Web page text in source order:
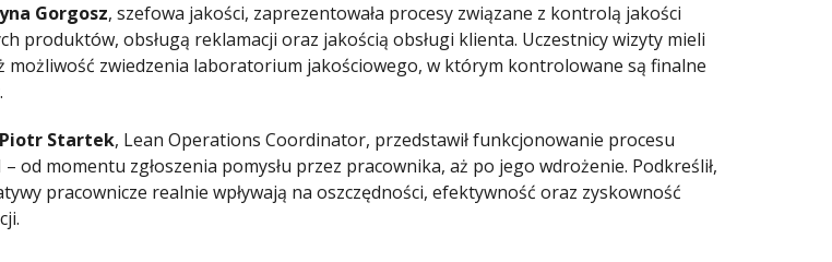
Gorgosz, szefowa jakości, zaprezentowała procesy związane z kontrolą jakości
produktów, obsługą reklamacji oraz jakością obsługi klienta. Uczestnicy wizyty mieli
możliwość zwiedzenia laboratorium jakościowego, w którym kontrolowane są finalne
Piotr Startek, Lean Operations Coordinator, przedstawił funkcjonowanie procesu
– od momentu zgłoszenia pomysłu przez pracownika, aż po jego wdrożenie. Podkreślił,
pracownicze realnie wpływają na oszczędności, efektywność oraz zyskowność